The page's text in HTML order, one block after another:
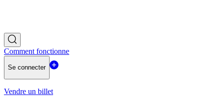
Comment fonctionne
Se connecter
Vendre un billet